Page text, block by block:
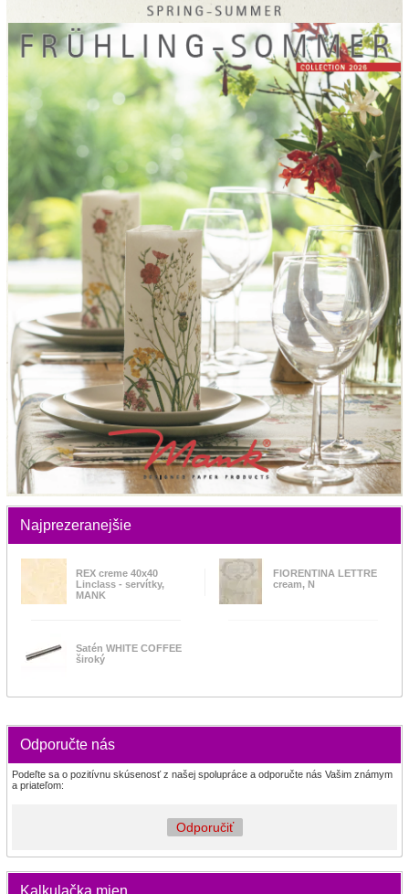
Najprezeranejšie
REX creme 40x40
Linclass - servítky,
MANK
FIORENTINA LETTRE
cream, N
Satén WHITE COFFEE
široký
Odporučte nás
Podeľte sa o pozitívnu skúsenosť z našej spolupráce a odporučte nás Vašim známym
a priateľom:
Odporučiť